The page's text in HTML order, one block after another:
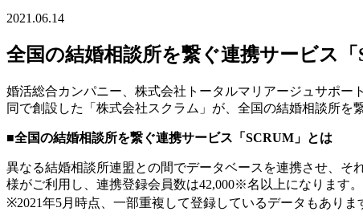
2021.06.14
全国の結婚相談所を繋ぐ連携サービス
婚活総合カンパニー、株式会社トータルマリアージュサポ
同で創設した「株式会社スクラム」が、全国の結婚相談所を
■全国の結婚相談所を繋ぐ連携サービス「SCRUM」とは
異なる結婚相談所連盟との間でデータベースを連携させ、
様がご利用し、連携登録会員数は42,000※名以上になります。
※2021年5月時点、一部重複して登録しているデータもありま